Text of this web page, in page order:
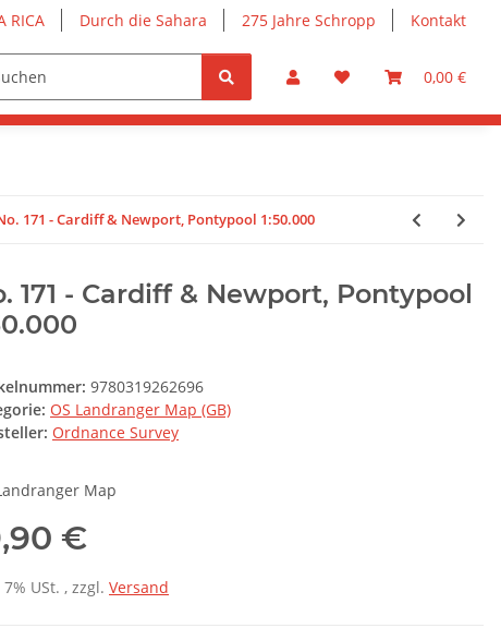
RICA Durch die Sahara 275 Jahre Schropp Kontakt
0,00 €
171 - Cardiff & Newport, Pontypool 1:50.000
171 - Cardiff & Newport, Pontypool
9780319262696
OS Landranger Map (GB)
Ordnance Survey
Map
€
USt. , zzgl. Versand